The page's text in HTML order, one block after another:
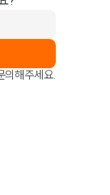
의해주세요.